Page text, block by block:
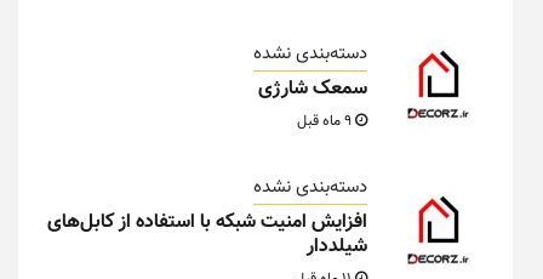
دسته‌بندی نشده
سمعک شارژی
دسته‌بندی نشده
افزایش امنیت شبکه با استفاده از کابل‌های
شیلددار